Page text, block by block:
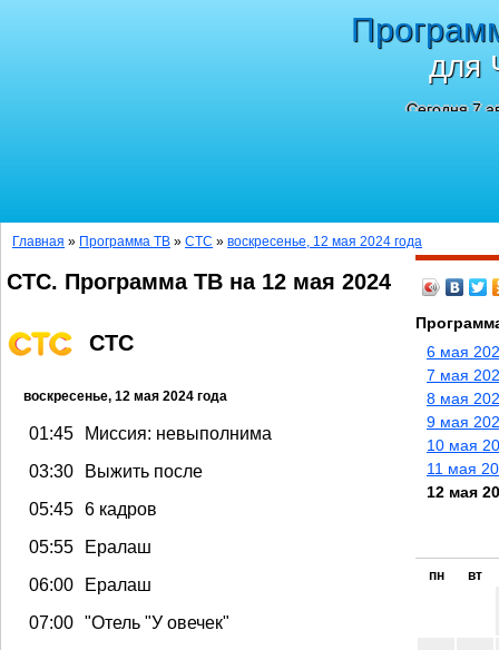
для
Сегодня 7
Главная » Программа ТВ » СТС » воскресенье, 12 мая 2024 года
СТС. Программа ТВ на 12 мая 2024
СТС
воскресенье, 12 мая 2024 года
01:45
Миссия: невыполнима
03:30
Выжить после
05:45 6 кадров
05:55
Ералаш
06:00
Ералаш
07:00 "Отель "У овечек"
6 мая
7 мая
8 мая
9 мая
10 мая
11 мая
12 мая
пн вт